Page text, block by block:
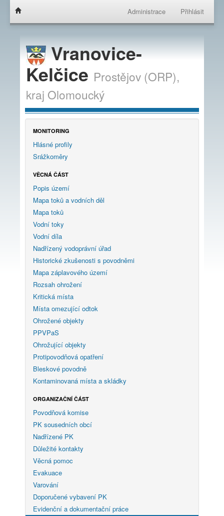
Administrace Přihlásit
Vranovice-
Kelčice Prostějov (ORP),
kraj Olomoucký
MONITORING
Hlásné profily
Srážkoměry
VĚCNÁ ČÁST
Popis území
Mapa toků a vodních děl
Mapa toků
Vodní toky
Vodní díla
Nadřízený vodoprávní úřad
Historické zkušenosti s povodněmi
Mapa záplavového území
Rozsah ohrožení
Kritická místa
Místa omezující odtok
Ohrožené objekty
PPVPaS
Ohrožující objekty
Protipovodňová opatření
Bleskové povodně
Kontaminovaná místa a skládky
ORGANIZAČNÍ ČÁST
Povodňová komise
PK sousedních obcí
Nadřízené PK
Důležité kontakty
Věcná pomoc
Evakuace
Varování
Doporučené vybavení PK
Evidenční a dokumentační práce